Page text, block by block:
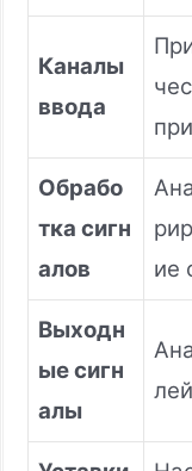
Каналы
ввода
Обрабо
тка сигн
алов
ие
Выходн
ые сигн
алы